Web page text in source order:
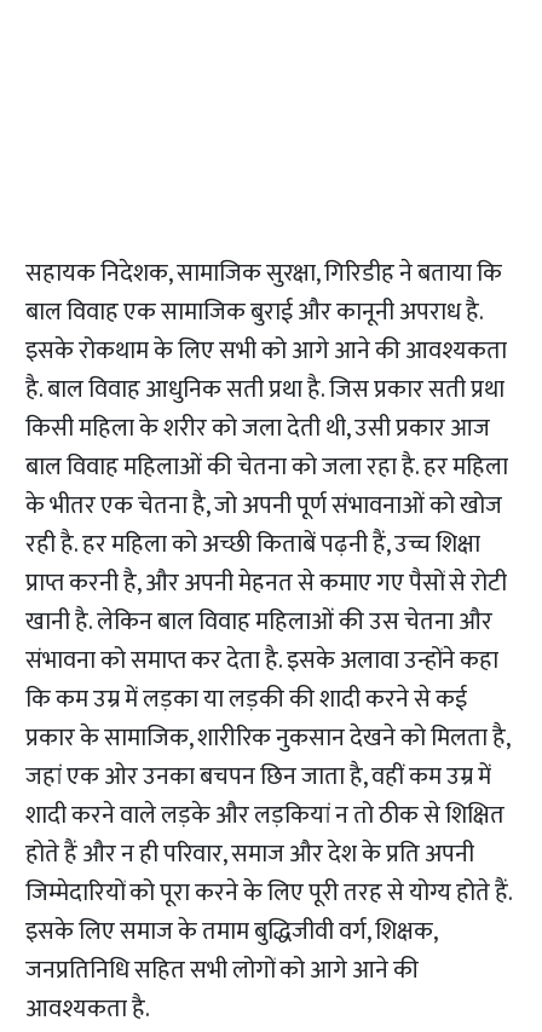
सहायक निदेशक, सामाजिक सुरक्षा, गिरिडीह ने बताया कि
बाल विवाह एक सामाजिक बुराई और कानूनी अपराध है.
इसके रोकथाम के लिए सभी को आगे आने की आवश्यकता
है. बाल विवाह आधुनिक सती प्रथा है. जिस प्रकार सती प्रथा
किसी महिला के शरीर को जला देती थी, उसी प्रकार आज
बाल विवाह महिलाओं की चेतना को जला रहा है. हर महिला
के भीतर एक चेतना है, जो अपनी पूर्ण संभावनाओं को खोज
रही है. हर महिला को अच्छी किताबें पढ़नी हैं, उच्च शिक्षा
प्राप्त करनी है, और अपनी मेहनत से कमाए गए पैसों से रोटी
खानी है. लेकिन बाल विवाह महिलाओं की उस चेतना और
संभावना को समाप्त कर देता है. इसके अलावा उन्होंने कहा
कि कम उम्र में लड़का या लड़की की शादी करने से कई
प्रकार के सामाजिक, शारीरिक नुकसान देखने को मिलता है,
जहां एक ओर उनका बचपन छिन जाता है, वहीं कम उम्र में
शादी करने वाले लड़के और लड़कियां न तो ठीक से शिक्षित
होते हैं और न ही परिवार, समाज और देश के प्रति अपनी
जिम्मेदारियों को पूरा करने के लिए पूरी तरह से योग्य होते हैं.
इसके लिए समाज के तमाम बुद्धिजीवी वर्ग, शिक्षक,
जनप्रतिनिधि सहित सभी लोगों को आगे आने की
आवश्यकता है.